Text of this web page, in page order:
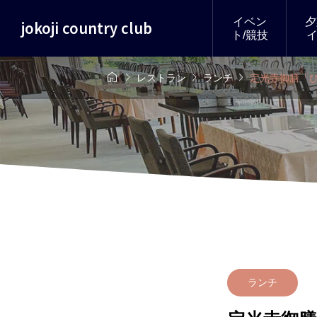
jokoji country club
イベン
ト/競技
レストランランチ定光寺御膳「
ランチ